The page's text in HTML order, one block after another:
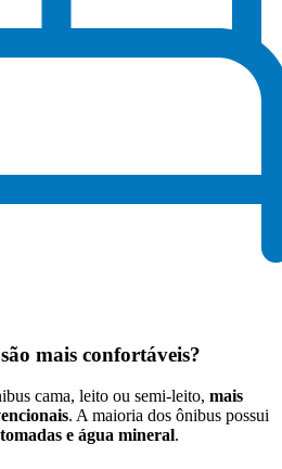
mais confortáveis?
cama, leito ou semi-leito, mais
. A maioria dos ônibus possui
e água mineral.